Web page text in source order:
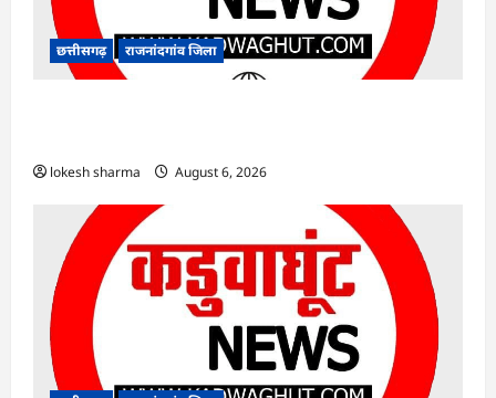
छत्तीसगढ़ राजनांदगांव जिला
lokesh sharma August 6, 2026